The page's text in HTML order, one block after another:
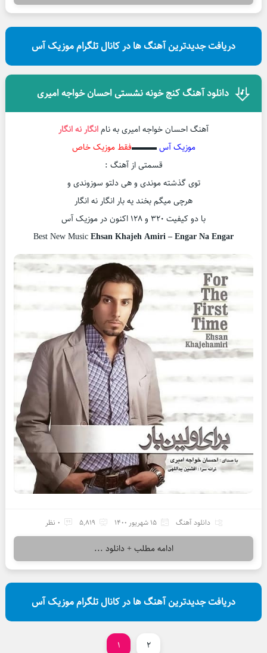
دریافت جدیدترین آهنگ ها در کانال تلگرام موزیک آس
دانلود آهنگ کنج خونه نشستی احسان خواجه امیری
آهنگ احسان خواجه امیری به نامانگار نه انگار
موزیک آس▬▬▬فقط موزیک خاص
قسمتی از آهنگ :
توی گذشته موندی و هی دلتو سوزوندی و
هرچی میگم بخند یه بار انگار نه انگار
با دو کیفیت ۳۲۰ و ۱۲۸ اکنون در موزیک آس
Best New MusicEhsan Khajeh Amiri – Engar Na Engar
دانلود آهنگ 15 شهریور 1400 5,819 0 نظر
ادامه مطلب + دانلود ...
دریافت جدیدترین آهنگ ها در کانال تلگرام موزیک آس
1 2